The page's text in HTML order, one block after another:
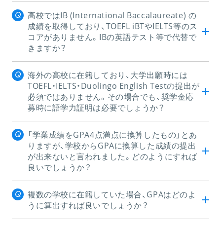
高校ではIB (International Baccalaureate) の
成績を取得しており、TOEFL iBTやIELTS等のス
コアがありません。IBの英語テスト等で代替で
きますか？
海外の高校に在籍しており、大学出願時には
TOEFL・IELTS・Duolingo English Testの提出が
必須ではありません。その場合でも、奨学金応
募時に語学力証明は必要でしょうか？
「学業成績をGPA4点満点に換算したもの」とあ
りますが、学校からGPAに換算した成績の提出
が出来ないと言われました。どのようにすれば
良いでしょうか？
複数の学校に在籍していた場合、GPAはどのよ
うに算出すれば良いでしょうか？